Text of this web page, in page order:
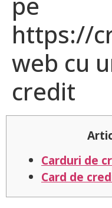
https://
web cu
credit
Carduri de
Card de